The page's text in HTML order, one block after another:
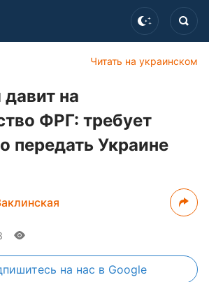
Читать на украинском
на
ФРГ: требует
передать Украине
на нас в Google